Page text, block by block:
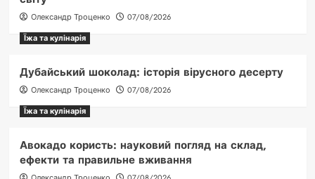
Олександр Троценко
07/08/2026
Їжа та кулінарія
Дубайський шоколад: історія вірусного десерту
Олександр Троценко
07/08/2026
Їжа та кулінарія
Авокадо користь: науковий погляд на склад,
ефекти та правильне вживання